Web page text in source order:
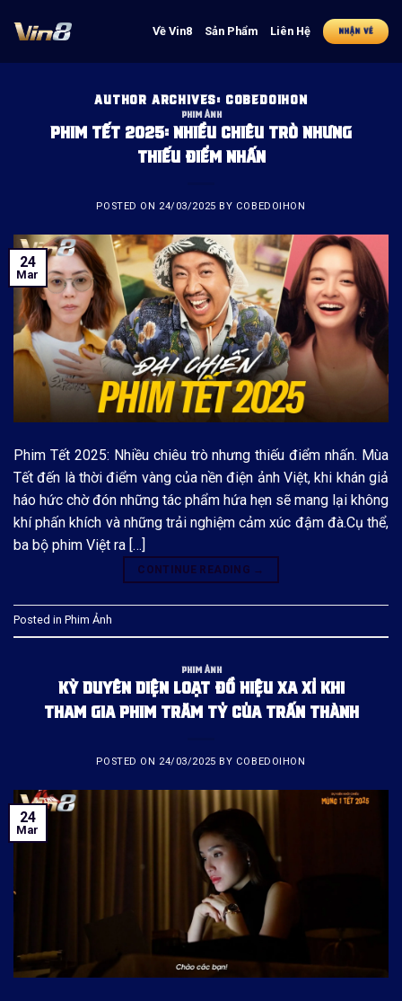
Về Vin8 Sản Phẩm Liên Hệ NHẬN VÉ
AUTHOR ARCHIVES: COBEDOIHON
PHIM ẢNH
PHIM TẾT 2025: NHIỀU CHIÊU TRÒ NHƯNG
THIẾU ĐIỂM NHẤN
POSTED ON 24/03/2025 BY COBEDOIHON
24
Mar
Phim Tết 2025: Nhiều chiêu trò nhưng thiếu điểm nhấn. Mùa
Tết đến là thời điểm vàng của nền điện ảnh Việt, khi khán giả
háo hức chờ đón những tác phẩm hứa hẹn sẽ mang lại không
khí phấn khích và những trải nghiệm cảm xúc đậm đà.Cụ thể,
ba bộ phim Việt ra […]
CONTINUE READING →
Posted in Phim Ảnh
PHIM ẢNH
KỲ DUYÊN DIỆN LOẠT ĐỒ HIỆU XA XỈ KHI
THAM GIA PHIM TRĂM TỶ CỦA TRẤN THÀNH
POSTED ON 24/03/2025 BY COBEDOIHON
24
Mar